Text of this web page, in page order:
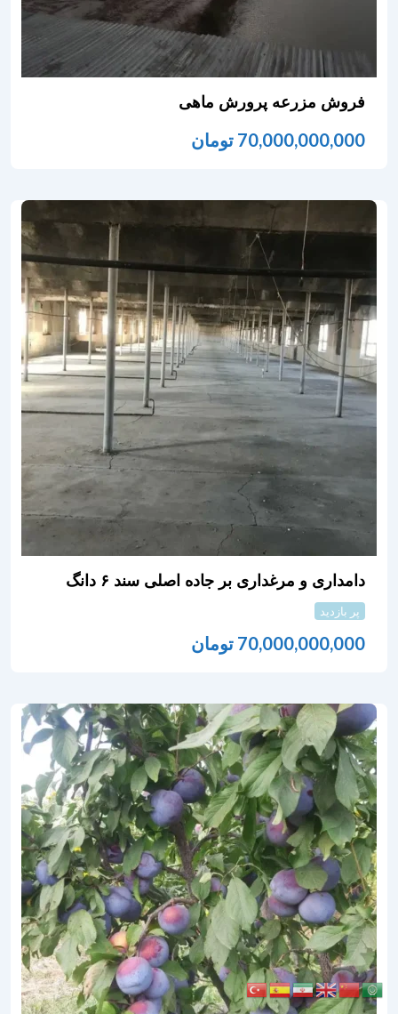
فروش مزرعه پرورش ماهی
70,000,000,000 تومان
دامداری و مرغداری بر جاده اصلی سند ۶ دانگ
پر بازدید
70,000,000,000 تومان